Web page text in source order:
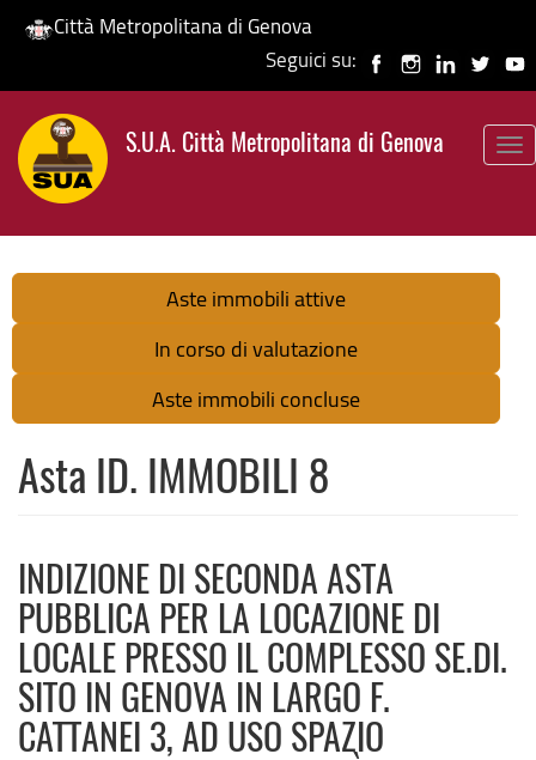
Salta
contenuto
principale
Città Metropolitana di Genova
Seguici su:
S.U.A. Città Metropolitana di Genova
Aste immobili attive
In corso di valutazione
Aste immobili concluse
Asta ID. IMMOBILI 8
INDIZIONE DI SECONDA ASTA
PUBBLICA PER LA LOCAZIONE DI
LOCALE PRESSO IL COMPLESSO SE.DI.
SITO IN GENOVA IN LARGO F.
CATTANEI 3, AD USO SPAZIO